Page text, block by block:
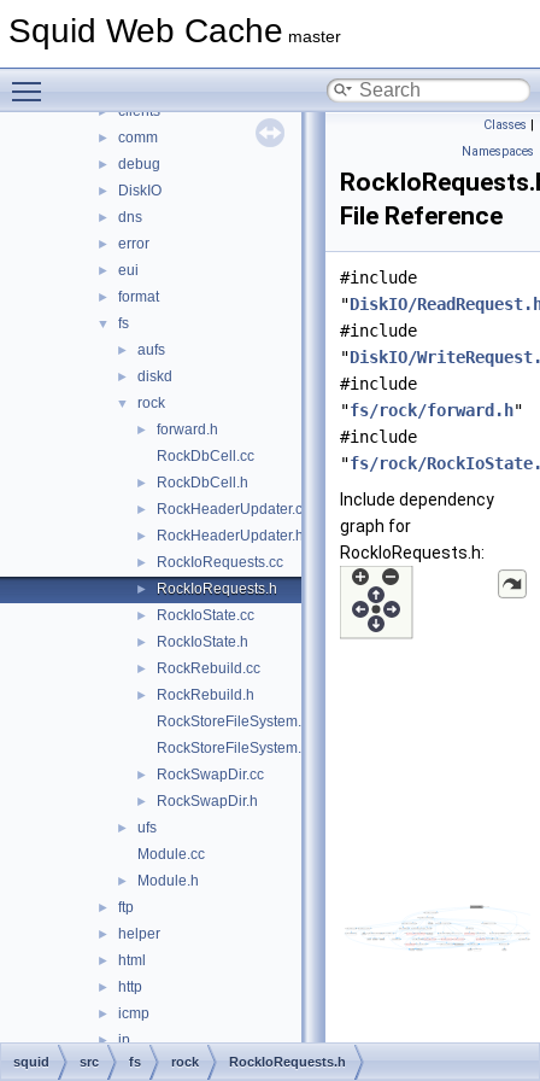
Squid Web Cache master
► anyp
► clients
► comm
► debug
► DiskIO
► dns
► error
► eui
► format
▼ fs
► aufs
► diskd
▼ rock
►
forward.h
RockDbCell.cc
► RockDbCell.h
► RockHeaderUpdater.cc
► RockHeaderUpdater.h
► RockIoRequests.cc
► RockIoRequests.h
► RockIoState.cc
► RockIoState.h
► RockRebuild.cc
►
RockRebuild.h
RockStoreFileSystem.cc
RockStoreFileSystem.h
► RockSwapDir.cc
► RockSwapDir.h
►
ufs
Module.cc
► Module.h
► ftp
► helper
► html
► http
► icmp
► ip
► ipc
Classes |
Namespaces
File Reference
#include
"DiskIO/
#include
"DiskIO/
#include
"fs/rock/forward.h"
#include
"fs/rock/
Include dependency
graph for
RockIoRequests.h:
squid src fs rock RockIoRequests.h